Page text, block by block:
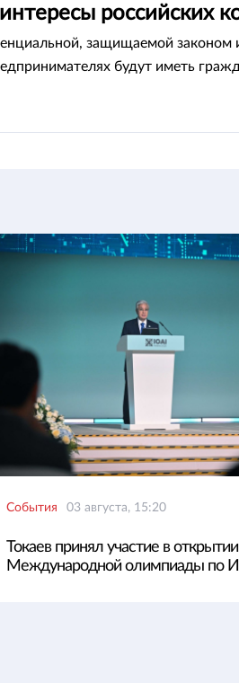
российских
защищаемой законом
будут иметь
События 03 августа, 15:20
Токаев принял участие в открытии
Международной олимпиады по